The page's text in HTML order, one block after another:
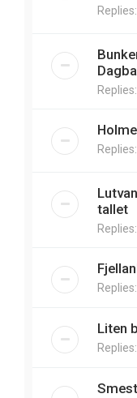
Replies:
Replies:
Replies:
tallet
Replies:
Replies:
Liten
Replies: